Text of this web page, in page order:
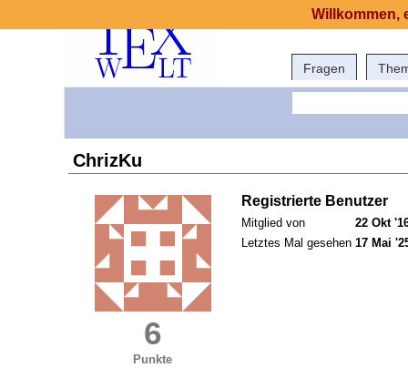
Fragen
ChrizKu
6
Punkte
Registrierte Benutzer
Mitglied von
22 Okt
Letztes Mal gesehen 17 Mai
Willkommen,